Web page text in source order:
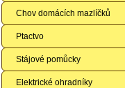
Chov domácích mazlíčků
Ptactvo
Stájové pomůcky
Elektrické ohradníky